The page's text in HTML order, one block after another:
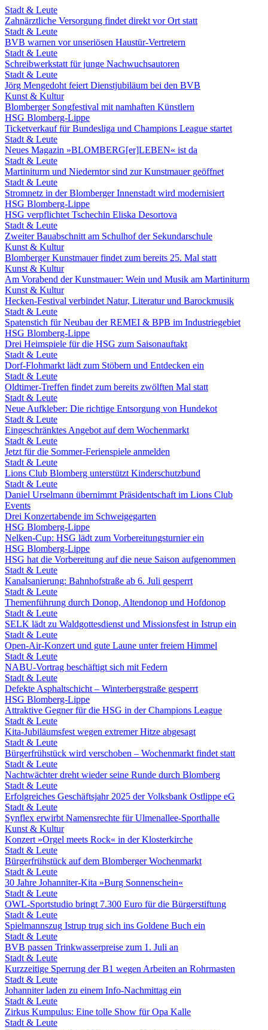
Stadt & Leute
Zahnärztliche Versorgung findet direkt vor Ort statt
Stadt & Leute
BVB warnen vor unseriösen Haustür-Vertretern
Stadt & Leute
Schreibwerkstatt für junge Nachwuchsautoren
Stadt & Leute
Jörg Mengedoht feiert Dienstjubiläum bei den BVB
Kunst & Kultur
Blomberger Songfestival mit namhaften Künstlern
HSG Blomberg-Lippe
Ticketverkauf für Bundesliga und Champions League startet
Stadt & Leute
Neues Magazin »BLOMBERG[er]LEBEN« ist da
Stadt & Leute
Martiniturm und Niederntor sind zur Kunstmauer geöffnet
Stadt & Leute
Stromnetz in der Blomberger Innenstadt wird modernisiert
HSG Blomberg-Lippe
HSG verpflichtet Tschechin Eliska Desortova
Stadt & Leute
Zweiter Bauabschnitt am Schulhof der Sekundarschule
Kunst & Kultur
Blomberger Kunstmauer findet zum bereits 25. Mal statt
Kunst & Kultur
Am Vorabend der Kunstmauer: Wein und Musik am Martiniturm
Kunst & Kultur
Hecken-Festival verbindet Natur, Literatur und Barockmusik
Stadt & Leute
Spatenstich für Neubau der REMEI & BPB im Industriegebiet
HSG Blomberg-Lippe
Drei Heimspiele für die HSG zum Saisonauftakt
Stadt & Leute
Dorf-Flohmarkt lädt zum Stöbern und Entdecken ein
Stadt & Leute
Oldtimer-Treffen findet zum bereits zwölften Mal statt
Stadt & Leute
Neue Aufkleber: Die richtige Entsorgung von Hundekot
Stadt & Leute
Eingeschränktes Angebot auf dem Wochenmarkt
Stadt & Leute
Jetzt für die Sommer-Ferienspiele anmelden
Stadt & Leute
Lions Club Blomberg unterstützt Kinderschutzbund
Stadt & Leute
Daniel Urselmann übernimmt Präsidentschaft im Lions Club
Events
Drei Konzertabende im Schweigegarten
HSG Blomberg-Lippe
Nelken-Cup: HSG lädt zum Vorbereitungsturnier ein
HSG Blomberg-Lippe
HSG hat die Vorbereitung auf die neue Saison aufgenommen
Stadt & Leute
Kanalsanierung: Bahnhofstraße ab 6. Juli gesperrt
Stadt & Leute
Themenführung durch Donop, Altendonop und Hofdonop
Stadt & Leute
SELK lädt zu Waldgottesdienst und Missionsfest in Istrup ein
Stadt & Leute
Open-Air-Konzert und gute Laune unter freiem Himmel
Stadt & Leute
NABU-Vortrag beschäftigt sich mit Federn
Stadt & Leute
Defekte Asphaltschicht – Winterbergstraße gesperrt
HSG Blomberg-Lippe
Attraktive Gegner für die HSG in der Champions League
Stadt & Leute
Kita-Jubiläumsfest wegen extremer Hitze abgesagt
Stadt & Leute
Bürgerfrühstück wird verschoben – Wochenmarkt findet statt
Stadt & Leute
Nachtwächter dreht wieder seine Runde durch Blomberg
Stadt & Leute
Erfolgreiches Geschäftsjahr 2025 der Volksbank Ostlippe eG
Stadt & Leute
Synflex erwirbt Namensrechte für Ulmenallee-Sporthalle
Kunst & Kultur
Konzert »Orgel meets Rock« in der Klosterkirche
Stadt & Leute
Bürgerfrühstück auf dem Blomberger Wochenmarkt
Stadt & Leute
30 Jahre Johanniter-Kita »Burg Sonnenschein«
Stadt & Leute
OWL-Sportstudio bringt 7.300 Euro für die Bürgerstiftung
Stadt & Leute
Spielmannszug Istrup trug sich ins Goldene Buch ein
Stadt & Leute
BVB passen Trinkwasserpreise zum 1. Juli an
Stadt & Leute
Kurzzeitige Sperrung der B1 wegen Arbeiten an Rohrmasten
Stadt & Leute
Johanniter laden zu einem Info-Nachmittag ein
Stadt & Leute
Zirkus Kumpulus: Eine tolle Show für Opa Kalle
Stadt & Leute